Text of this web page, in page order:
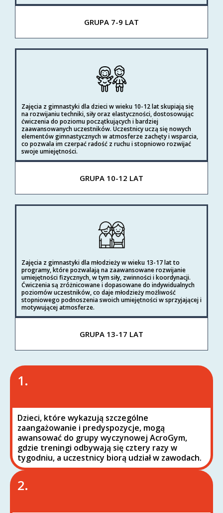
GRUPA 7-9 LAT
Zajęcia z gimnastyki dla dzieci w wieku 10-12 lat skupiają się
na rozwijaniu techniki, siły oraz elastyczności, dostosowując
ćwiczenia do poziomu początkujących i bardziej
zaawansowanych uczestników. Uczestnicy uczą się nowych
elementów gimnastycznych w atmosferze zachęty i wsparcia,
co pozwala im czerpać radość z ruchu i stopniowo rozwijać
swoje umiejętności.
GRUPA 10-12 LAT
Zajęcia z gimnastyki dla młodzieży w wieku 13-17 lat to
programy, które pozwalają na zaawansowane rozwijanie
umiejętności fizycznych, w tym siły, zwinności i koordynacji.
Ćwiczenia są zróżnicowane i dopasowane do indywidualnych
poziomów uczestników, co daje młodzieży możliwość
stopniowego podnoszenia swoich umiejętności w sprzyjającej i
motywującej atmosferze.
GRUPA 13-17 LAT
1.
Dzieci, które wykazują szczególne
zaangażowanie i predyspozycje, mogą
awansować do grupy wyczynowej AcroGym,
gdzie treningi odbywają się cztery razy w
tygodniu, a uczestnicy biorą udział w zawodach.
2.